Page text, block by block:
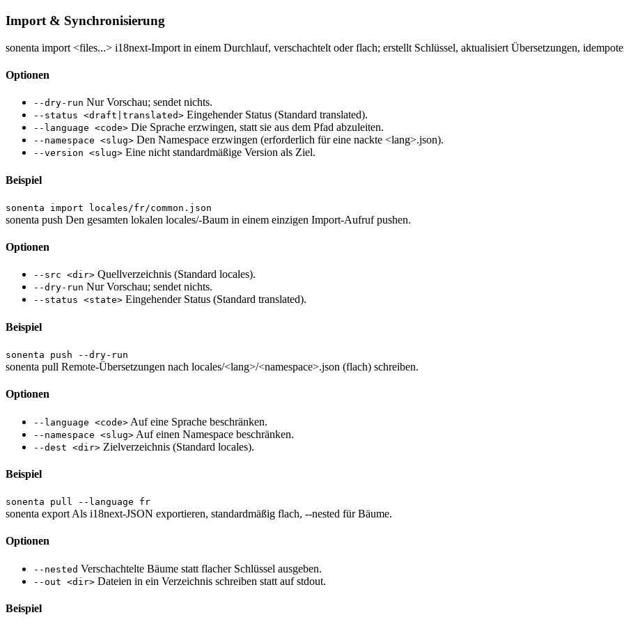
Import & Synchronisierung
sonenta import <files...> i18next-Import in einem Durchlauf, verschachtelt oder flach; erstellt Schlüssel, aktualisiert Übersetzungen,
Optionen
--dry-run Nur Vorschau; sendet nichts.
--status <draft|translated> Eingehender Status (Standard translated).
--language <code> Die Sprache erzwingen, statt sie aus dem Pfad abzuleiten.
--namespace <slug> Den Namespace erzwingen (erforderlich für eine nackte <lang>.json).
--version <slug> Eine nicht standardmäßige Version als Ziel.
Beispiel
sonenta import locales/fr/common.json
sonenta push Den gesamten lokalen locales/-Baum in einem einzigen Import-Aufruf pushen.
Optionen
--src <dir> Quellverzeichnis (Standard locales).
--dry-run Nur Vorschau; sendet nichts.
--status <state> Eingehender Status (Standard translated).
Beispiel
sonenta push --dry-run
sonenta pull Remote-Übersetzungen nach locales/<lang>/<namespace>.json (flach) schreiben.
Optionen
--language <code> Auf eine Sprache beschränken.
--namespace <slug> Auf einen Namespace beschränken.
--dest <dir> Zielverzeichnis (Standard locales).
Beispiel
sonenta pull --language fr
sonenta export Als i18next-JSON exportieren, standardmäßig flach, --nested für Bäume.
Optionen
--nested Verschachtelte Bäume statt flacher Schlüssel ausgeben.
--out <dir> Dateien in ein Verzeichnis schreiben statt auf stdout.
Beispiel